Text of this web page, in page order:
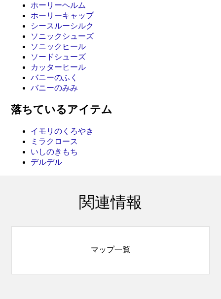
ホーリーヘルム
ホーリーキャップ
シースルーシルク
ソニックシューズ
ソニックヒール
ソードシューズ
カッターヒール
バニーのふく
バニーのみみ
落ちているアイテム
イモリのくろやき
ミラクロース
いしのきもち
デルデル
関連情報
マップ一覧